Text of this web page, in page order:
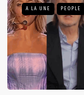
A LA UNE PEOPLE